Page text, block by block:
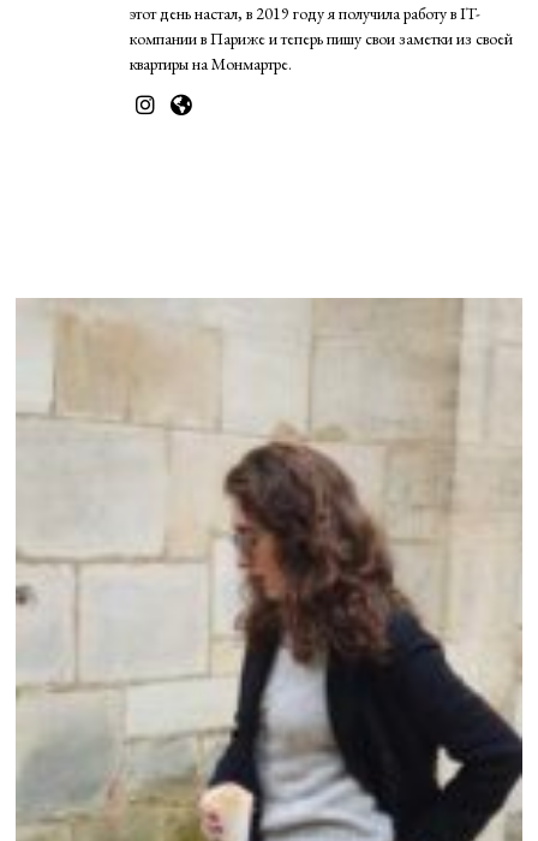
этот день настал, в 2019 году я получила работу в IT-
компании в Париже и теперь пишу свои заметки из своей
квартиры на Монмартре.